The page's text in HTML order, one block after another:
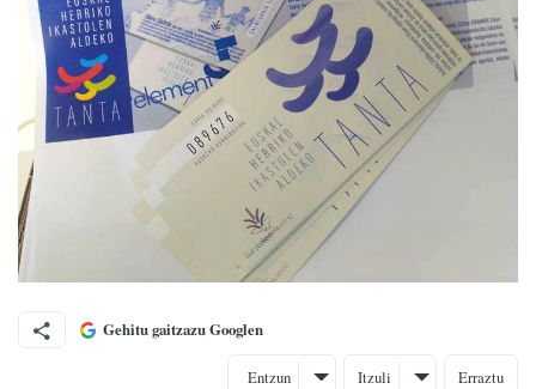
Gehitu gaitzazu Googlen
Entzun Itzuli Erraztu